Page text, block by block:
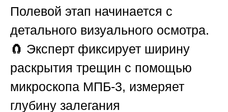
Полевой этап начинается с
детального визуального осмотра.
🧲 Эксперт фиксирует ширину
раскрытия трещин с помощью
микроскопа МПБ-3, измеряет
глубину залегания